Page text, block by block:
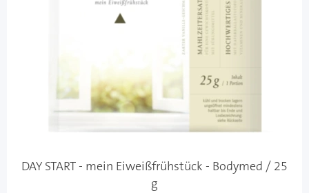
DAY START - mein Eiweißfrühstück - Bodymed / 25
g